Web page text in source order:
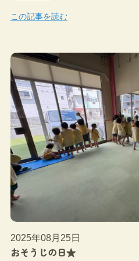
この記事を読む
2025年08月25日
おそうじの日★